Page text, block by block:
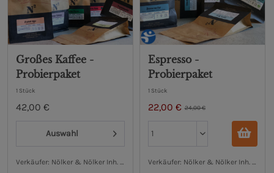
Großes Kaffee -
Probierpaket
1 Stück
42,00 €
Auswahl
Verkäufer: Nölker & Nölker Inh. Hendrik Nölker e.K.
Espresso -
Probierpaket
1 Stück
24,00 €
22,00 €
Verkäufer: Nölker & Nölker Inh.